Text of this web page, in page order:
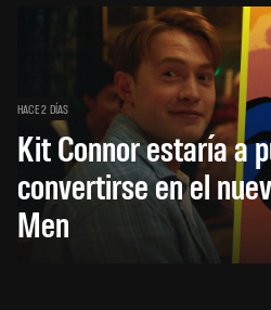
HACE 2 DÍAS
Kit Connor estaría a
convertirse en el
Men